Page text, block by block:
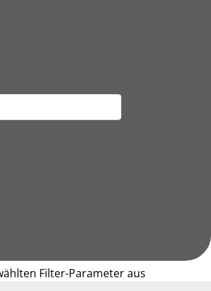
Filter-Parameter aus